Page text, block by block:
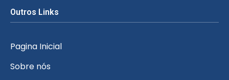
Outros Links
Pagina Inicial
Sobre nós